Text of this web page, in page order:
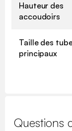
Hauteur des
accoudoirs
Taille des
principaux
Questions